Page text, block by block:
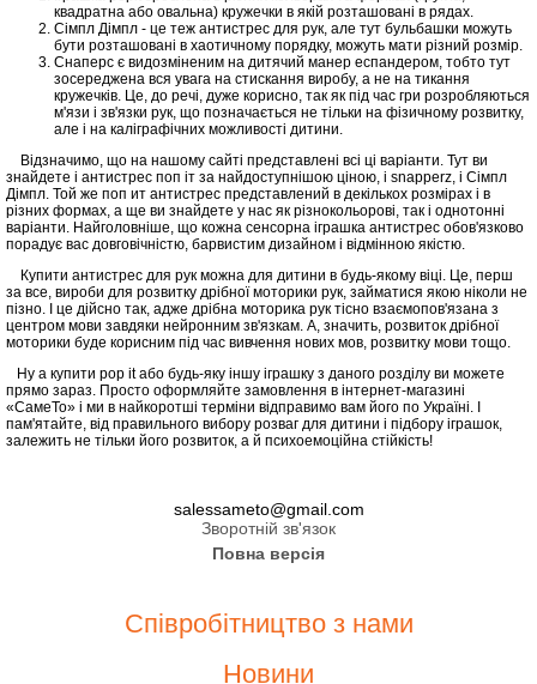
квадратна або овальна) кружечки в якій розташовані в рядах.
Сімпл Дімпл - це теж антистрес для рук, але тут бульбашки можуть
бути розташовані в хаотичному порядку, можуть мати різний розмір.
Снаперс є видозміненим на дитячий манер еспандером, тобто тут
зосереджена вся увага на стискання виробу, а не на тикання
кружечків. Це, до речі, дуже корисно, так як під час гри розробляються
м'язи і зв'язки рук, що позначається не тільки на фізичному розвитку,
але і на каліграфічних можливості дитини.
Відзначимо, що на нашому сайті представлені всі ці варіанти. Тут ви
знайдете і антистрес поп іт за найдоступнішою ціною, і snapperz, і Сімпл
Дімпл. Той же поп ит антистрес представлений в декількох розмірах і в
різних формах, а ще ви знайдете у нас як різнокольорові, так і однотонні
варіанти. Найголовніше, що кожна сенсорна іграшка антистрес обов'язково
порадує вас довговічністю, барвистим дизайном і відмінною якістю.
Купити антистрес для рук можна для дитини в будь-якому віці. Це, перш
за все, вироби для розвитку дрібної моторики рук, займатися якою ніколи не
пізно. І це дійсно так, адже дрібна моторика рук тісно взаємопов'язана з
центром мови завдяки нейронним зв'язкам. А, значить, розвиток дрібної
моторики буде корисним під час вивчення нових мов, розвитку мови тощо.
Ну а купити pop it або будь-яку іншу іграшку з даного розділу ви можете
прямо зараз. Просто оформляйте замовлення в інтернет-магазині
«СамеТо» і ми в найкоротші терміни відправимо вам його по Україні. І
пам'ятайте, від правильного вибору розваг для дитини і підбору іграшок,
залежить не тільки його розвиток, а й психоемоційна стійкість!
salessameto@gmail.com
Зворотній зв'язок
Повна версія
Співробітництво з нами
Новини